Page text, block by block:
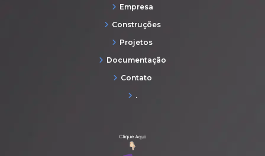
Empresa
Construções
Projetos
Documentação
Contato
.